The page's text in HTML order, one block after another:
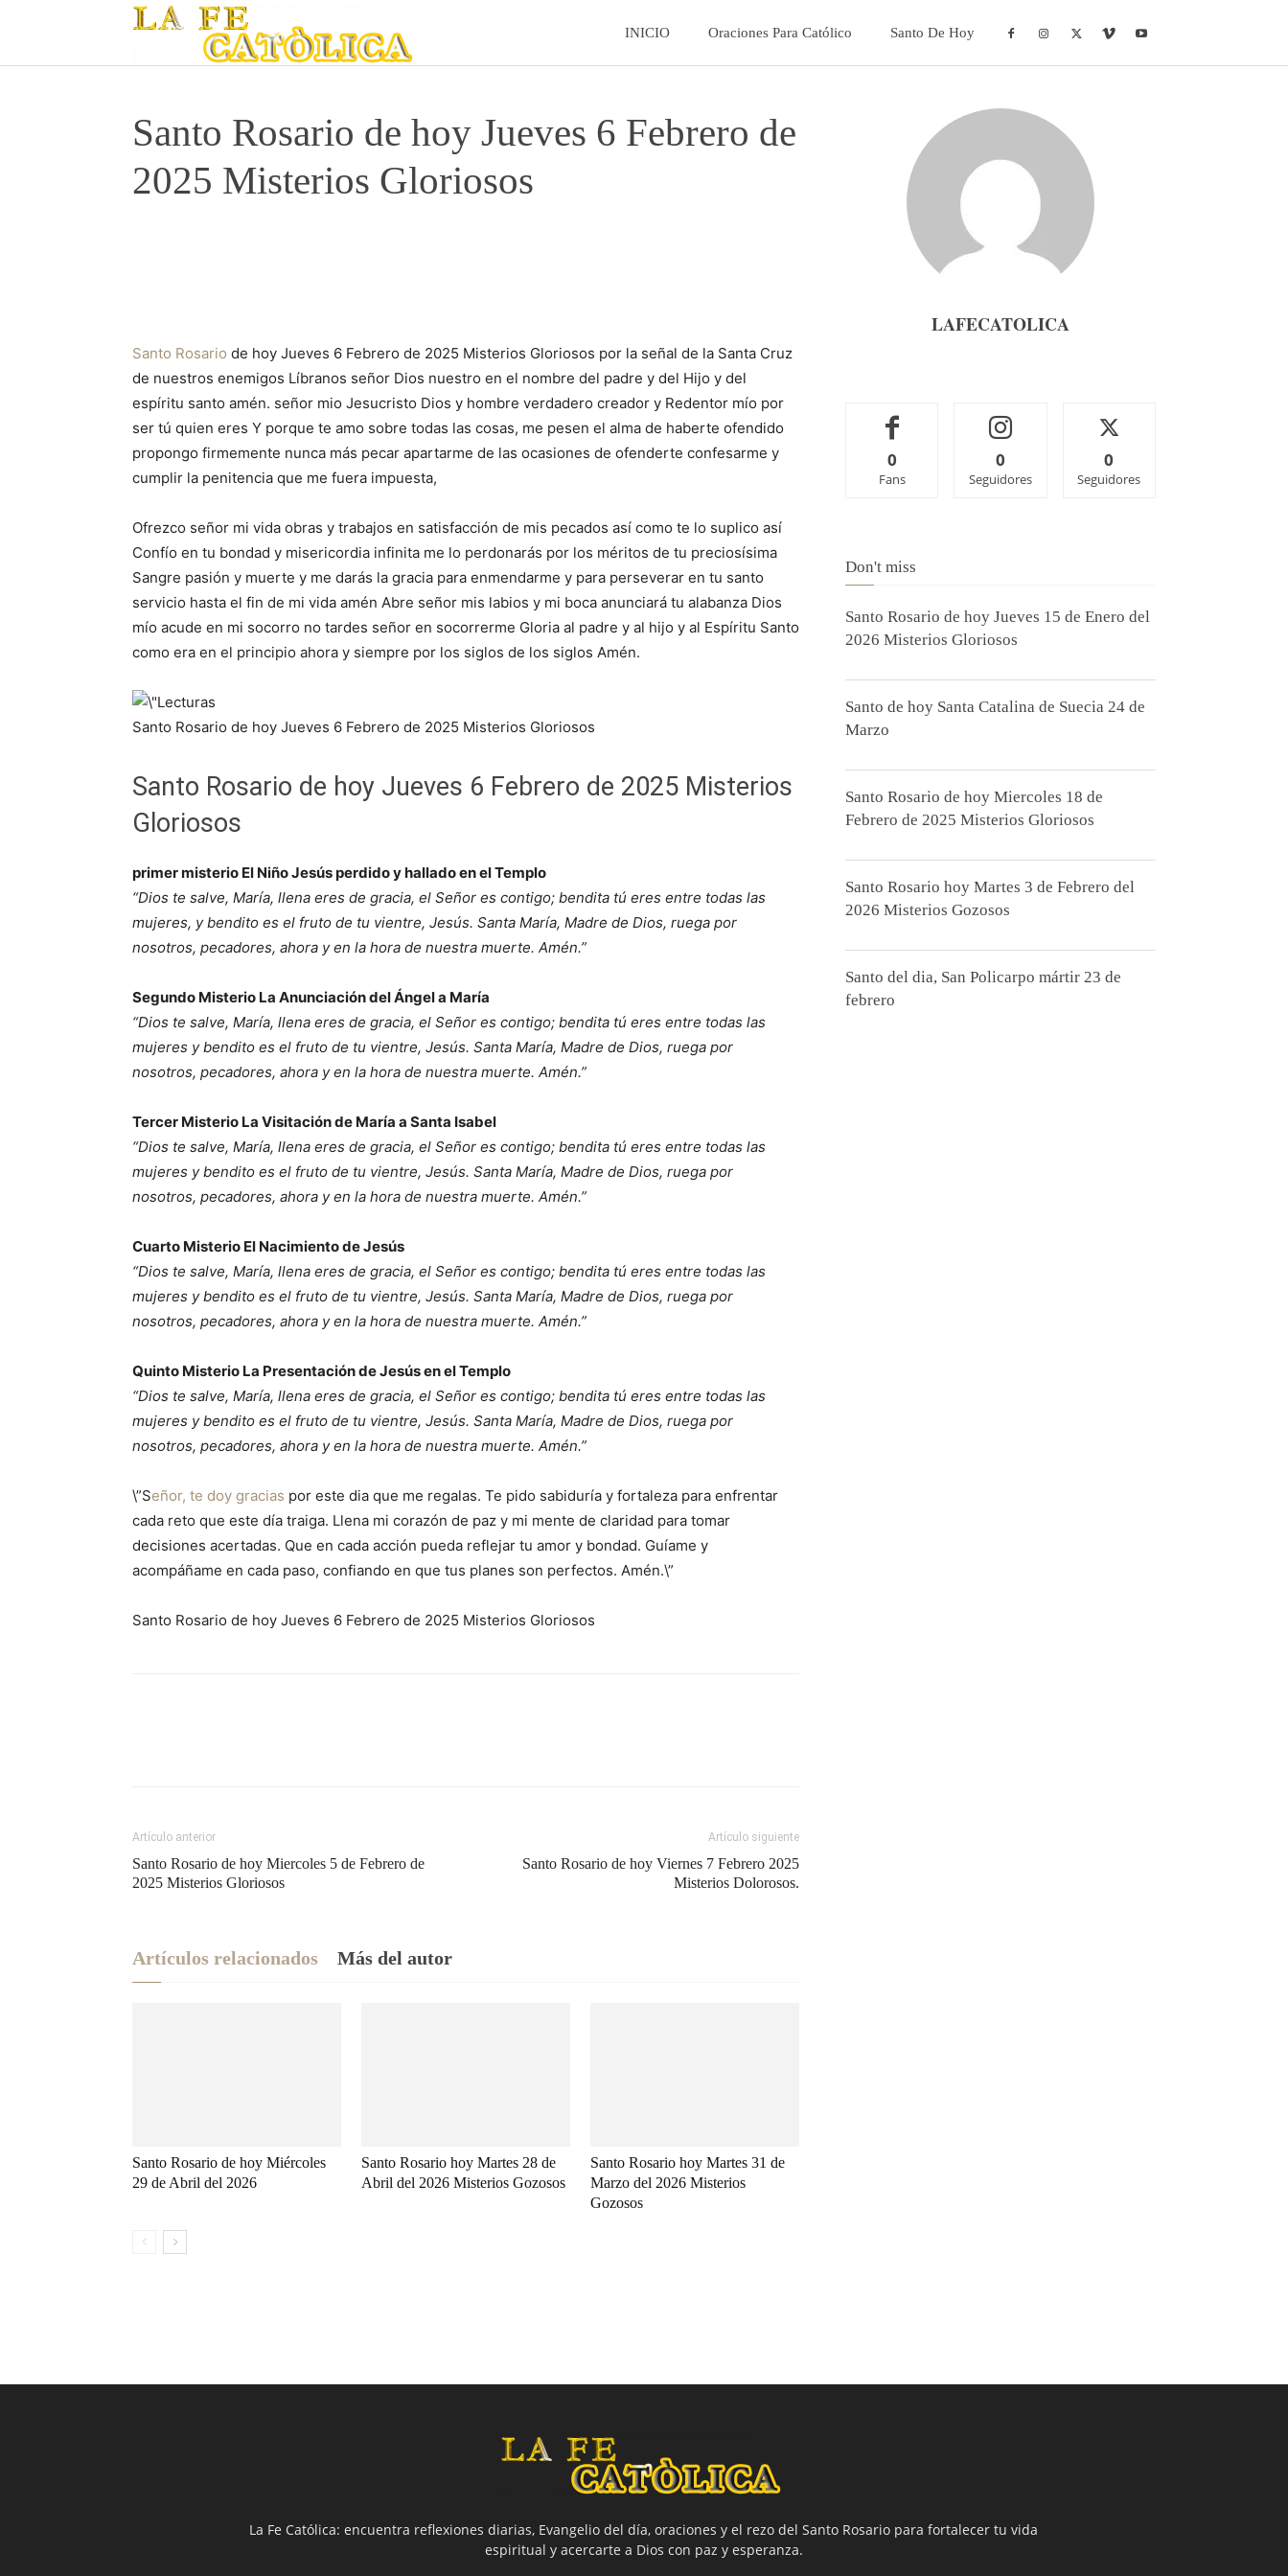
INICIO Oraciones Para Católico Santo De Hoy
Santo Rosario de hoy Jueves 6 Febrero de
2025 Misterios Gloriosos
Santo Rosario de hoy Jueves 6 Febrero de 2025 Misterios Gloriosos por la señal de la Santa Cruz
de nuestros enemigos Líbranos señor Dios nuestro en el nombre del padre y del Hijo y del
espíritu santo amén. señor mio Jesucristo Dios y hombre verdadero creador y Redentor mío por
ser tú quien eres Y porque te amo sobre todas las cosas, me pesen el alma de haberte ofendido
propongo firmemente nunca más pecar apartarme de las ocasiones de ofenderte confesarme y
cumplir la penitencia que me fuera impuesta,
Ofrezco señor mi vida obras y trabajos en satisfacción de mis pecados así como te lo suplico así
Confío en tu bondad y misericordia infinita me lo perdonarás por los méritos de tu preciosísima
Sangre pasión y muerte y me darás la gracia para enmendarme y para perseverar en tu santo
servicio hasta el fin de mi vida amén Abre señor mis labios y mi boca anunciará tu alabanza Dios
mío acude en mi socorro no tardes señor en socorrerme Gloria al padre y al hijo y al Espíritu Santo
como era en el principio ahora y siempre por los siglos de los siglos Amén.
Santo Rosario de hoy Jueves 6 Febrero de 2025 Misterios Gloriosos
Santo Rosario de hoy Jueves 6 Febrero de 2025 Misterios
Gloriosos
primer misterio El Niño Jesús perdido y hallado en el Templo
“Dios te salve, María, llena eres de gracia, el Señor es contigo; bendita tú eres entre todas las
mujeres, y bendito es el fruto de tu vientre, Jesús. Santa María, Madre de Dios, ruega por
nosotros, pecadores, ahora y en la hora de nuestra muerte. Amén.”
Segundo Misterio La Anunciación del Ángel a María
“Dios te salve, María, llena eres de gracia, el Señor es contigo; bendita tú eres entre todas las
mujeres y bendito es el fruto de tu vientre, Jesús. Santa María, Madre de Dios, ruega por
nosotros, pecadores, ahora y en la hora de nuestra muerte. Amén.”
Tercer Misterio La Visitación de María a Santa Isabel
“Dios te salve, María, llena eres de gracia, el Señor es contigo; bendita tú eres entre todas las
mujeres y bendito es el fruto de tu vientre, Jesús. Santa María, Madre de Dios, ruega por
nosotros, pecadores, ahora y en la hora de nuestra muerte. Amén.”
Cuarto Misterio El Nacimiento de Jesús
“Dios te salve, María, llena eres de gracia, el Señor es contigo; bendita tú eres entre todas las
mujeres y bendito es el fruto de tu vientre, Jesús. Santa María, Madre de Dios, ruega por
nosotros, pecadores, ahora y en la hora de nuestra muerte. Amén.”
Quinto Misterio La Presentación de Jesús en el Templo
“Dios te salve, María, llena eres de gracia, el Señor es contigo; bendita tú eres entre todas las
mujeres y bendito es el fruto de tu vientre, Jesús. Santa María, Madre de Dios, ruega por
nosotros, pecadores, ahora y en la hora de nuestra muerte. Amén.”
\”Señor, te doy gracias por este dia que me regalas. Te pido sabiduría y fortaleza para enfrentar
cada reto que este día traiga. Llena mi corazón de paz y mi mente de claridad para tomar
decisiones acertadas. Que en cada acción pueda reflejar tu amor y bondad. Guíame y
acompáñame en cada paso, confiando en que tus planes son perfectos. Amén.\”
Santo Rosario de hoy Jueves 6 Febrero de 2025 Misterios Gloriosos
Artículo anterior
Santo Rosario de hoy Miercoles 5 de Febrero de
2025 Misterios Gloriosos
Artículo siguiente
Santo Rosario de hoy Viernes 7 Febrero 2025
Misterios Dolorosos.
Artículos relacionados Más del autor
Santo Rosario de hoy Miércoles
29 de Abril del 2026
Santo Rosario hoy Martes 28 de
Abril del 2026 Misterios Gozosos
Santo Rosario hoy Martes 31 de
Marzo del 2026 Misterios
Gozosos
LAFECATOLICA
0
Fans
0
Seguidores
0
Seguidores
Don't miss
Santo Rosario de hoy Jueves 15 de Enero del
2026 Misterios Gloriosos
Santo de hoy Santa Catalina de Suecia 24 de
Marzo
Santo Rosario de hoy Miercoles 18 de
Febrero de 2025 Misterios Gloriosos
Santo Rosario hoy Martes 3 de Febrero del
2026 Misterios Gozosos
Santo del dia, San Policarpo mártir 23 de
febrero
La Fe Católica: encuentra reflexiones diarias, Evangelio del día, oraciones y el rezo del Santo Rosario para fortalecer tu vida
espiritual y acercarte a Dios con paz y esperanza.